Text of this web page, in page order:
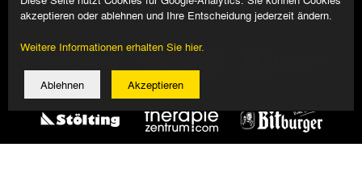
akzeptieren oder ablehnen und Ihre Entscheidung jederzeit ändern.
Weitere Informationen erhalten Sie hier.
Ablehnen Akzeptieren